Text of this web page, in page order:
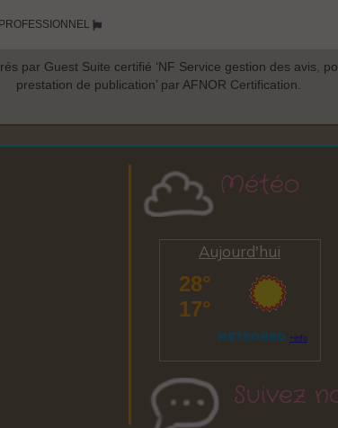
Météo
Aujourd'hui
Suivez